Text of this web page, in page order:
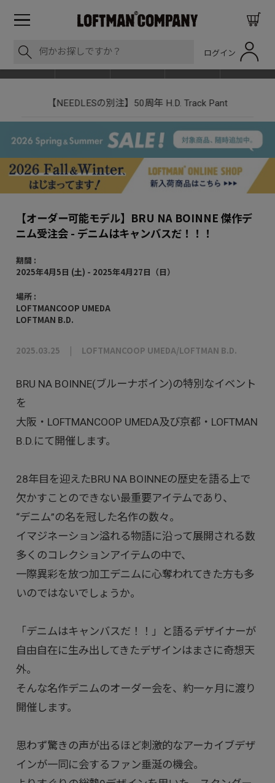
ログイン
LOFTMAN RECRUIT
【オーダー可能モデル】BRU NA BOINNE 傑作デ
ニム受注会 - デニムはキャンバスだ！！！
期間 :
2025年4月5日 (土) - 2025年4月27日（日）
場所 :
LOFTMANCOOP UMEDA
LOFTMAN B.D.
2025.03.25 LOFTMANCOOP UMEDA/LOFTMAN B.D.
BRU NA BOINNE(ブルーナボイン)の特別なイベント
を
大阪・LOFTMANCOOP UMEDA及び京都・LOFTMAN
B.D.にて開催します。
28年目を迎えたBRU NA BOINNEの歴史を語る上で
欠かすことのできない最重要アイテムであり、
“デニム”の名を冠した名作の数々。
イマジネーション溢れる物語に沿って展開される数
多くのコレクションアイテムの中で、
一際異彩を放つ加工デニムに心奪われてきた方も多
いのではないでしょうか。
「デニムはキャンバスだ！！」と語るデザイナーが
自由自在に生み出してきたデザインはまさに奇想天
外。
そんな名作デニムのオーダー会を、約一ヶ月に渡り
開催します。
思わず驚きの声が出るほど刺激的なアーカイブデザ
インが一同に会するファン垂涎の機会。